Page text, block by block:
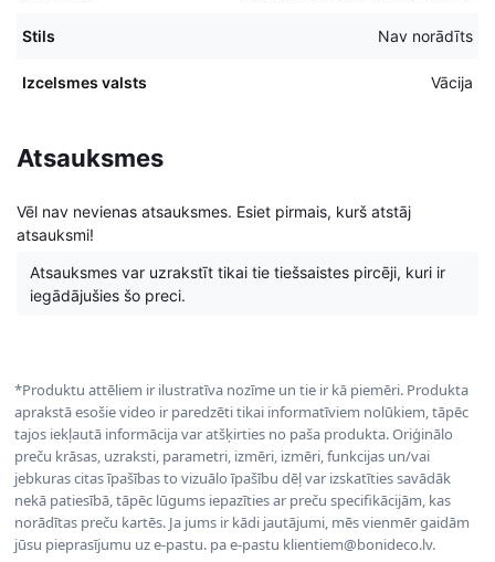
Stils Nav norādīts
Izcelsmes valsts Vācija
Atsauksmes
Vēl nav nevienas atsauksmes. Esiet pirmais, kurš atstāj
atsauksmi!
Atsauksmes var uzrakstīt tikai tie tiešsaistes pircēji, kuri ir
iegādājušies šo preci.
*Produktu attēliem ir ilustratīva nozīme un tie ir kā piemēri. Produkta
aprakstā esošie video ir paredzēti tikai informatīviem nolūkiem, tāpēc
tajos iekļautā informācija var atšķirties no paša produkta. Oriģinālo
preču krāsas, uzraksti, parametri, izmēri, izmēri, funkcijas un/vai
jebkuras citas īpašības to vizuālo īpašību dēļ var izskatīties savādāk
nekā patiesībā, tāpēc lūgums iepazīties ar preču specifikācijām, kas
norādītas preču kartēs. Ja jums ir kādi jautājumi, mēs vienmēr gaidām
jūsu pieprasījumu uz e-pastu. pa e-pastu klientiem@bonideco.lv.